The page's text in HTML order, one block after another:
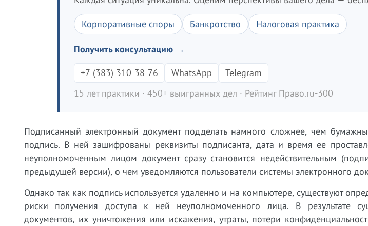
Корпоративные споры Банкротство Налоговая практика
Получить консультацию →
+7 (383) 310-38-76
WhatsApp
Telegram
15 лет практики · 450+ выигранных дел · Рейтинг Право.ru-300
Подписанный электронный документ подделать намного сложнее, чем
подпись. В ней зашифрованы реквизиты подписанта, дата и время ее
неуполномоченным лицом документ сразу становится недействительным
предыдущей версии), о чем уведомляются пользователи системы электронного
Однако так как подпись используется удаленно и на компьютере, существуют
риски получения доступа к ней неуполномоченного лица. В результате
документов, их уничтожения или искажения, утраты, потери